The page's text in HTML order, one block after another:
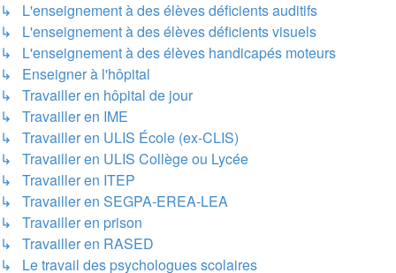
↳ L'enseignement à des élèves déficients auditifs
↳ L'enseignement à des élèves déficients visuels
↳ L'enseignement à des élèves handicapés moteurs
↳ Enseigner à l'hôpital
↳ Travailler en hôpital de jour
↳ Travailler en IME
↳ Travailler en ULIS École (ex-CLIS)
↳ Travailler en ULIS Collège ou Lycée
↳ Travailler en ITEP
↳ Travailler en SEGPA-EREA-LEA
↳ Travailler en prison
↳ Travailler en RASED
↳ Le travail des psychologues scolaires